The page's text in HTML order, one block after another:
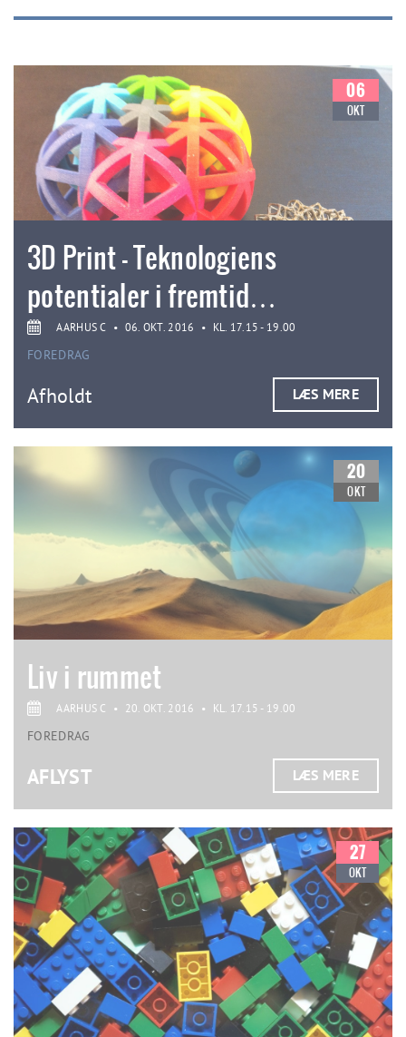
06
OKT
3D Print – Teknologiens
potentialer i fremtid…
AARHUS C • 06. OKT. 2016 • KL. 17.15 - 19.00
FOREDRAG
Afholdt LÆS MERE
20
OKT
Liv i rummet
AARHUS C • 20. OKT. 2016 • KL. 17.15 - 19.00
FOREDRAG
AFLYST LÆS MERE
27
OKT